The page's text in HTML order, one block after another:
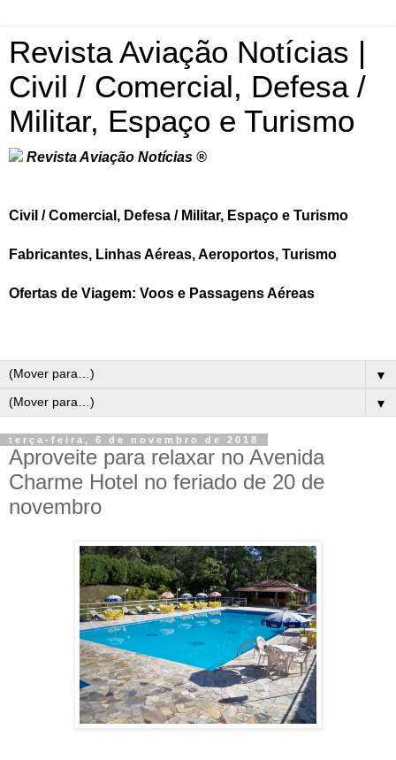
Revista Aviação Notícias |
Civil / Comercial, Defesa /
Militar, Espaço e Turismo
Revista Aviação Notícias ®
Civil / Comercial, Defesa / Militar, Espaço e Turismo
Fabricantes, Linhas Aéreas, Aeroportos, Turismo
Ofertas de Viagem: Voos e Passagens Aéreas
▼
▼
terça-feira, 6 de novembro de 2018
Aproveite para relaxar no Avenida
Charme Hotel no feriado de 20 de
novembro